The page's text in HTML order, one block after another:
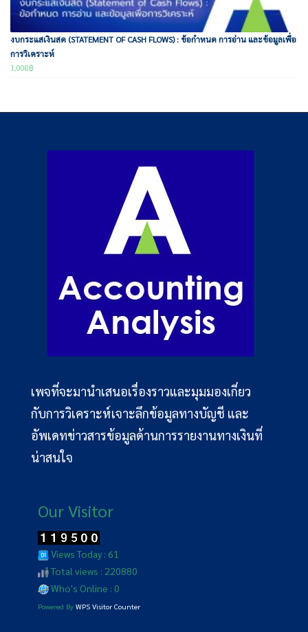
งบกระแสเงินสด (STATEMENT OF CASH FLOWS) : ข้อกำหนด การอ่าน และข้อมูลเพื่อ
การวิเคราะห์
1,000฿
เพจที่จะมานำเสนอเรื่องราวและมุมมองเกี่ยว
กับการวิเคราะห์เจาะลึกข้อมูลทางบัญชี และ
อัพเดทข่าวสารข้อมูลด้านการรายงานทางเงินที่
น่าสนใจ
Our Visitor
Views Today : 61
Total views : 220880
Who's Online : 0
Powered By WPS Visitor Counter